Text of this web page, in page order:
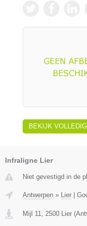
BEKIJK VOLLEDIG
Infraligne Lier
Niet gevestigd in de
Antwerpen » Lier
Mijl 11 2500 Lier (